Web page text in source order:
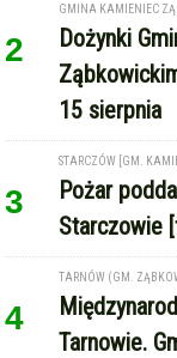
2
GMINA KAMIENIEC
Dożynki
15 sierpnia
3
STARCZÓW [GM.
Pożar
Starczowie
4
TARNÓW (GM.
Tarnowie.